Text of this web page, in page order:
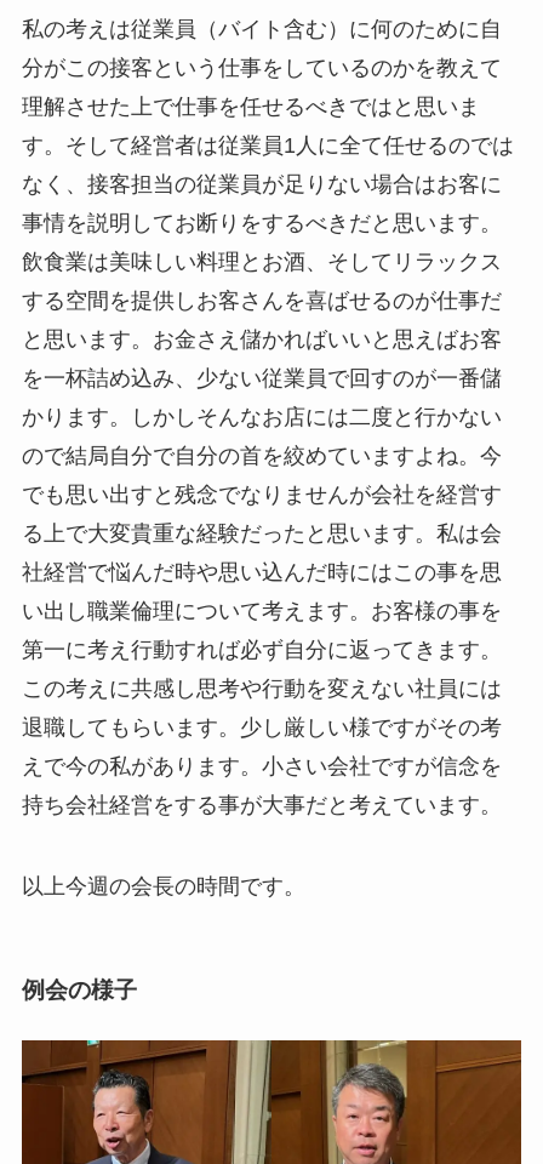
私の考えは従業員（バイト含む）に何のために自
分がこの接客という仕事をしているのかを教えて
理解させた上で仕事を任せるべきではと思いま
す。そして経営者は従業員1人に全て任せるのでは
なく、接客担当の従業員が足りない場合はお客に
事情を説明してお断りをするべきだと思います。
飲食業は美味しい料理とお酒、そしてリラックス
する空間を提供しお客さんを喜ばせるのが仕事だ
と思います。お金さえ儲かればいいと思えばお客
を一杯詰め込み、少ない従業員で回すのが一番儲
かります。しかしそんなお店には二度と行かない
ので結局自分で自分の首を絞めていますよね。今
でも思い出すと残念でなりませんが会社を経営す
る上で大変貴重な経験だったと思います。私は会
社経営で悩んだ時や思い込んだ時にはこの事を思
い出し職業倫理について考えます。お客様の事を
第一に考え行動すれば必ず自分に返ってきます。
この考えに共感し思考や行動を変えない社員には
退職してもらいます。少し厳しい様ですがその考
えで今の私があります。小さい会社ですが信念を
持ち会社経営をする事が大事だと考えています。
以上今週の会長の時間です。
例会の様子